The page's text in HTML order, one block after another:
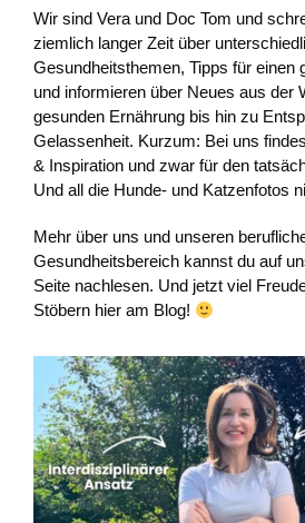
Wir sind Vera und Doc Tom und
ziemlich langer Zeit über
Gesundheitsthemen, Tipps für einen
und informieren über Neues aus der
gesunden Ernährung bis hin zu
Gelassenheit. Kurzum: Bei uns
& Inspiration und zwar für den
Und all die Hunde- und Katzenfotos
Mehr über uns und unseren
Gesundheitsbereich kannst du auf
Seite nachlesen. Und jetzt viel
Stöbern hier am Blog!